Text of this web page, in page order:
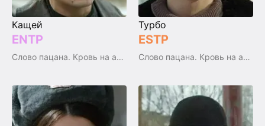
Кащей
ENTP
Слово пацана. Кровь на асфальте / Slovo patsana
Турбо
ESTP
Слово пацана. Кровь на асфальте / Slovo patsana